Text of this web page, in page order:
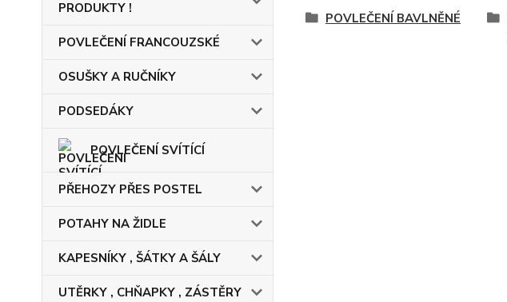
PRODUKTY !
POVLEČENÍ FRANCOUZSKÉ
OSUŠKY A RUČNÍKY
PODSEDÁKY
POVLEČENÍ SVÍTÍCÍ
PŘEHOZY PŘES POSTEL
POTAHY NA ŽIDLE
KAPESNÍKY , ŠÁTKY A ŠÁLY
UTĚRKY , CHŇAPKY , ZÁSTĚRY
POVLEČENÍ BAVLNĚNÉ